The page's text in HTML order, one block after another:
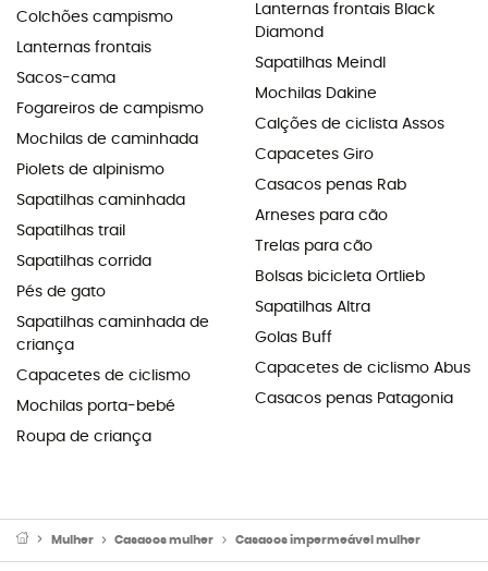
Colchões campismo
Lanternas frontais
Sacos-cama
Fogareiros de campismo
Mochilas de caminhada
Piolets de alpinismo
Sapatilhas caminhada
Sapatilhas trail
Sapatilhas corrida
Pés de gato
Sapatilhas caminhada de
criança
Capacetes de ciclismo
Mochilas porta-bebé
Roupa de criança
Lanternas frontais Black
Diamond
Sapatilhas Meindl
Mochilas Dakine
Calções de ciclista Assos
Capacetes Giro
Casacos penas Rab
Arneses para cão
Trelas para cão
Bolsas bicicleta Ortlieb
Sapatilhas Altra
Golas Buff
Capacetes de ciclismo Abus
Casacos penas Patagonia
Mulher Casacos mulher Casacos impermeável mulher